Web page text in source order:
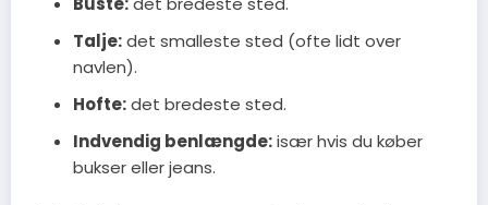
Talje:det smalleste sted (ofte lidt over
navlen).
Hofte:det bredeste sted.
Indvendig benlængde:især hvis du køber
bukser eller jeans.